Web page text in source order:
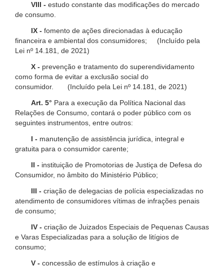
VIII - estudo constante das modificações do mercado
de consumo.
IX - fomento de ações direcionadas à educação
financeira e ambiental dos consumidores; (Incluído pela
Lei nº 14.181, de 2021)
X - prevenção e tratamento do superendividamento
como forma de evitar a exclusão social do
consumidor. (Incluído pela Lei nº 14.181, de 2021)
Art. 5° Para a execução da Política Nacional das
Relações de Consumo, contará o poder público com os
seguintes instrumentos, entre outros:
I - manutenção de assistência jurídica, integral e
gratuita para o consumidor carente;
II - instituição de Promotorias de Justiça de Defesa do
Consumidor, no âmbito do Ministério Público;
III - criação de delegacias de polícia especializadas no
atendimento de consumidores vítimas de infrações penais
de consumo;
IV - criação de Juizados Especiais de Pequenas Causas
e Varas Especializadas para a solução de litígios de
consumo;
V - concessão de estímulos à criação e